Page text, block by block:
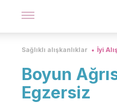
Sağlıklı alışkanlıklar İyi
Boyun
Egzersiz